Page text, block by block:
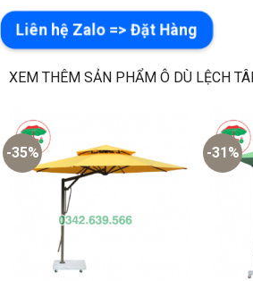
Liên hệ Zalo => Đặt Hàng
XEM THÊM SẢN PHẨM Ô DÙ LỆCH
-35% -31%